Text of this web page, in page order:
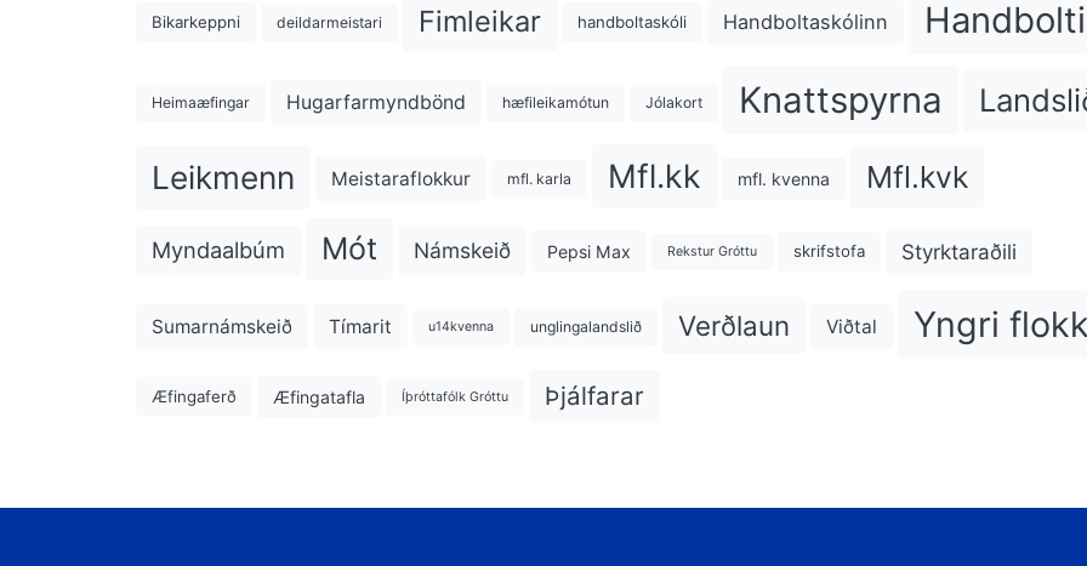
Bikarkeppni deildarmeistari Fimleikar handboltaskóli Handboltaskólinn Handbolti
Heimaæfingar Hugarfarmyndbönd hæfileikamótun Jólakort Knattspyrna
Leikmenn Meistaraflokkur mfl. karla Mfl.kk mfl. kvenna Mfl.kvk
Myndaalbúm Mót Námskeið Pepsi Max Rekstur Gróttu skrifstofa Styrktaraðili
Sumarnámskeið Tímarit u14kvenna unglingalandslið Verðlaun Viðtal Yngri
Æfingaferð Æfingatafla Íþróttafólk Gróttu Þjálfarar